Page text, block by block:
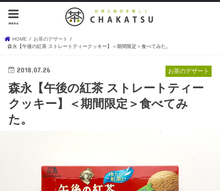
menu
HOME
お茶のデザート
森永【午後の紅茶 ストレートティークッキー】＜期間限定＞食べてみた。
お茶のデザート
2018.07.26
森永【午後の紅茶 ストレートティー
クッキー】＜期間限定＞食べてみ
た。